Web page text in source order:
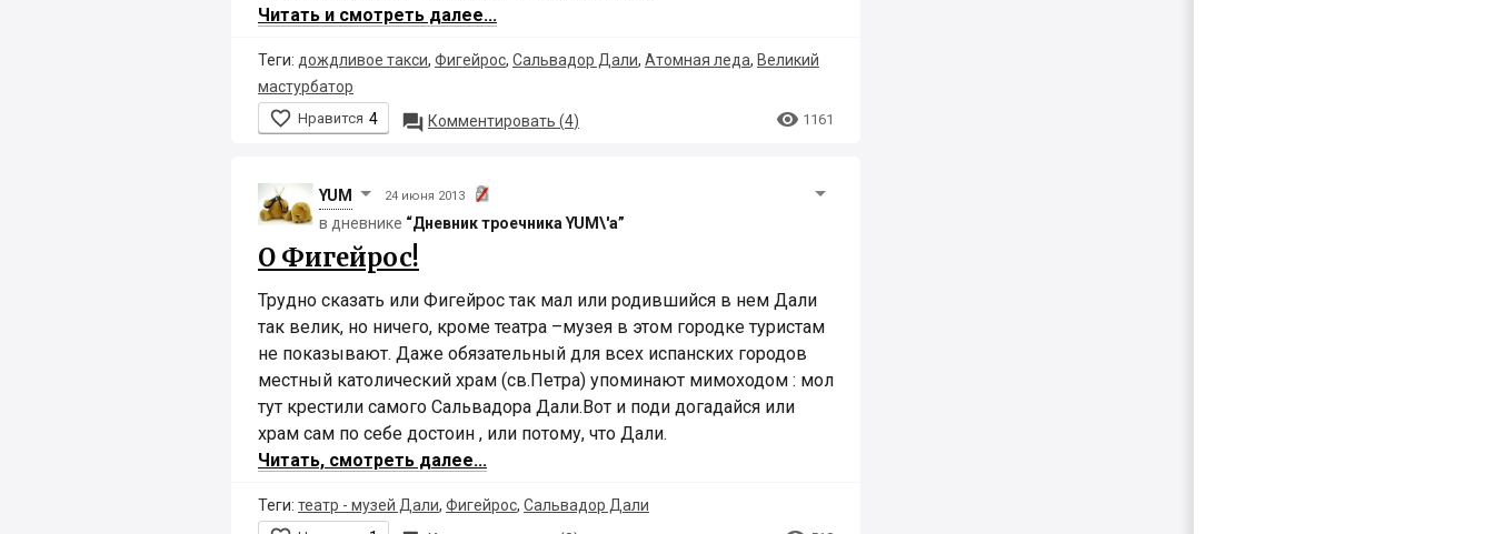
Читать и смотреть далее...
Теги: дождливое такси, Фигейрос, Сальвадор Дали, Атомная леда, Великий
мастурбатор
 Нравится 4  Комментировать (4)  1161
YUM 24 июня 2013
в дневнике “Дневник троечника YUM\'а”
О Фигейрос!
Трудно сказать или Фигейрос так мал или родившийся в нем Дали
так велик, но ничего, кроме театра –музея в этом городке туристам
не показывают. Даже обязательный для всех испанских городов
местный католический храм (св.Петра) упоминают мимоходом : мол
тут крестили самого Сальвадора Дали.Вот и поди догадайся или
храм сам по себе достоин , или потому, что Дали.
Читать, смотреть далее...
Теги: театр - музей Дали, Фигейрос, Сальвадор Дали